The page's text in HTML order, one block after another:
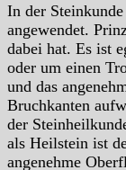
In der
angewendet.
dabei hat. Es ist
oder um einen
und das
Bruchkanten
der
als Heilstein ist
angenehme